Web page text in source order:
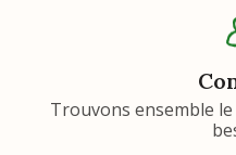
Trouvons ensemble